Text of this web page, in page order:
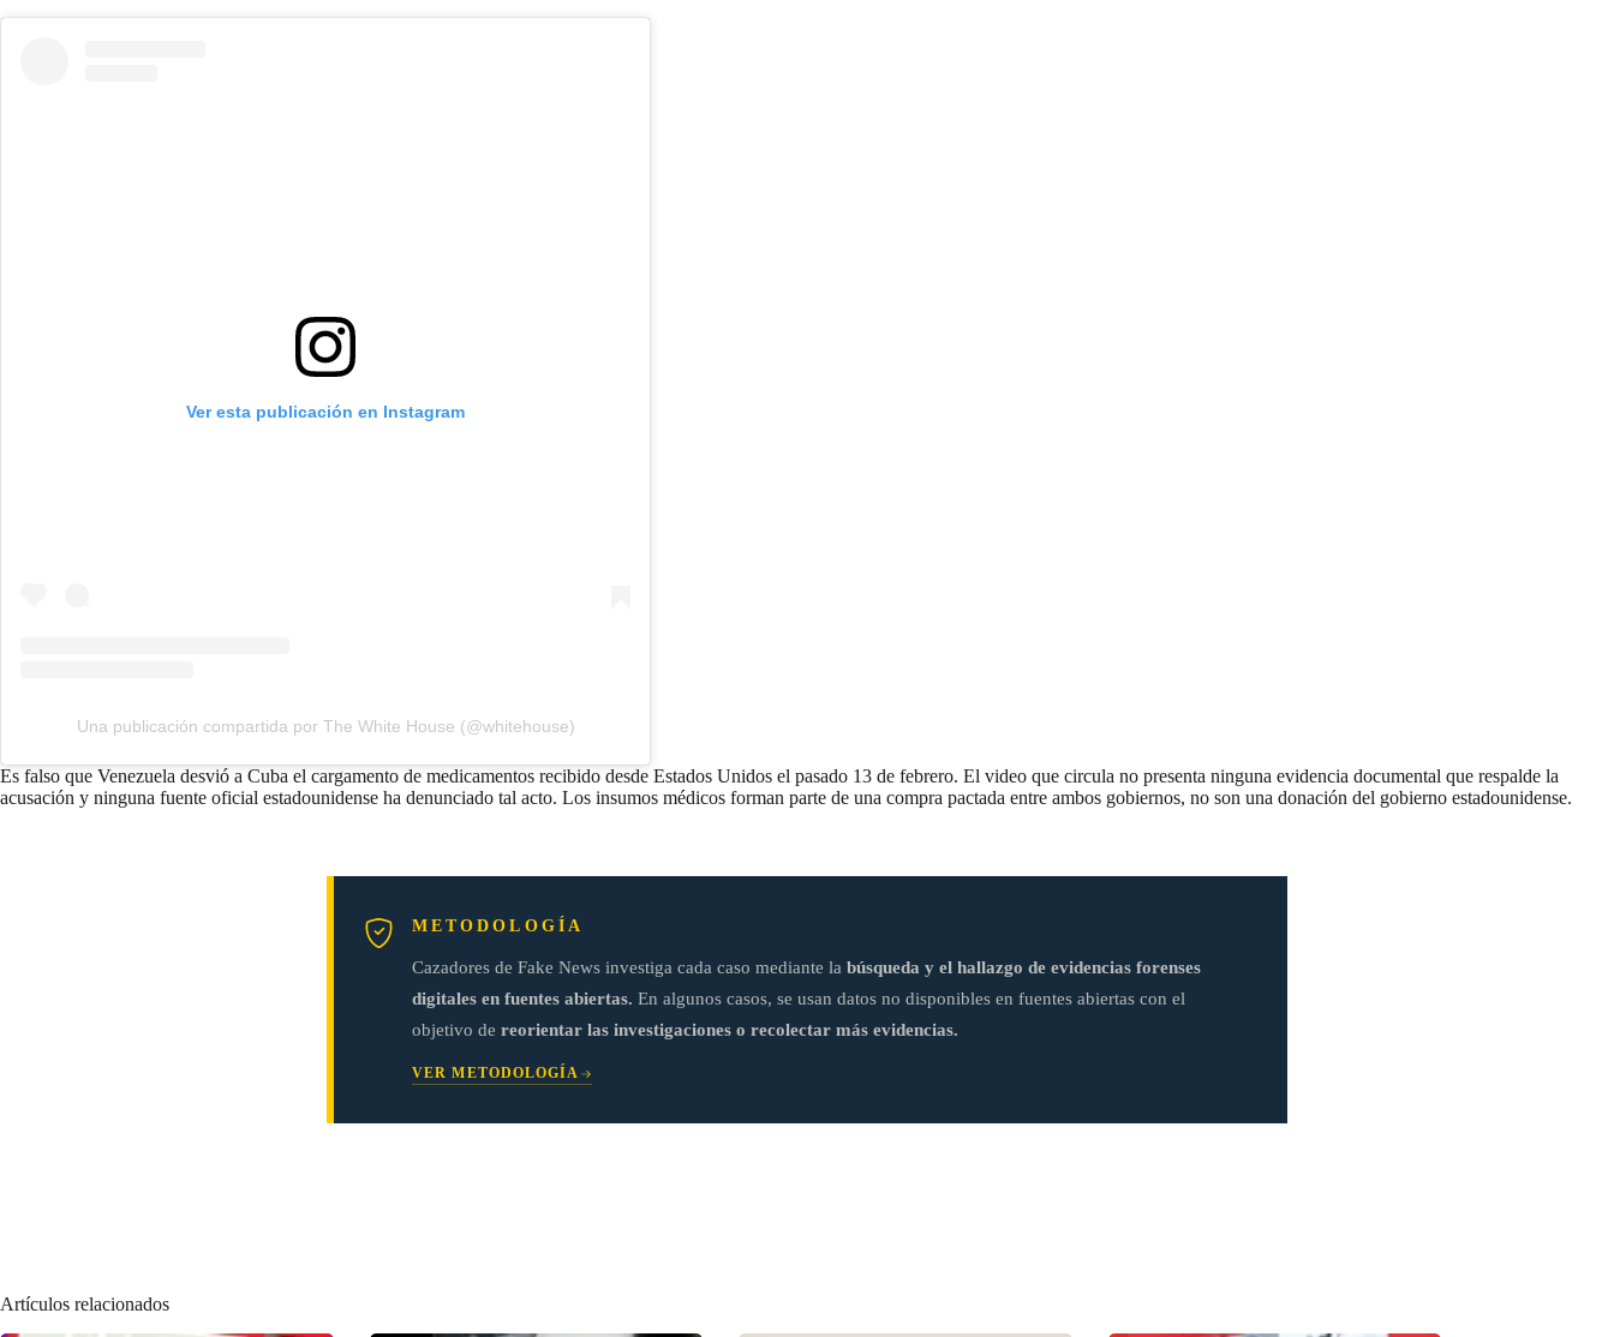
Ver esta publicación en Instagram
Una publicación compartida por The White House (@whitehouse)
Es falso que Venezuela desvió a Cuba el cargamento de medicamentos recibido desde Estados Unidos el pasado 13 de febrero. El video que circula no presenta ninguna evidencia documental que respalde la
acusación y ninguna fuente oficial estadounidense ha denunciado tal acto. Los insumos médicos forman parte de una compra pactada entre ambos gobiernos, no son una donación del gobierno estadounidense.
METODOLOGÍA
Cazadores de Fake News investiga cada caso mediante la búsqueda y el hallazgo de evidencias forenses
digitales en fuentes abiertas. En algunos casos, se usan datos no disponibles en fuentes abiertas con el
objetivo de reorientar las investigaciones o recolectar más evidencias.
VER METODOLOGÍA
Artículos relacionados